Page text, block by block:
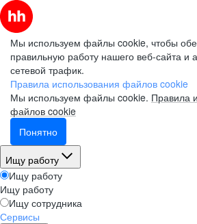
Мы используем файлы cookie, чтобы
правильную работу нашего веб-сайта и
сетевой трафик.
Правила использования файлов cookie
Мы используем файлы cookie. Правила
файлов cookie
Понятно
Ищу работу
Ищу работу
Ищу работу
Ищу сотрудника
Сервисы